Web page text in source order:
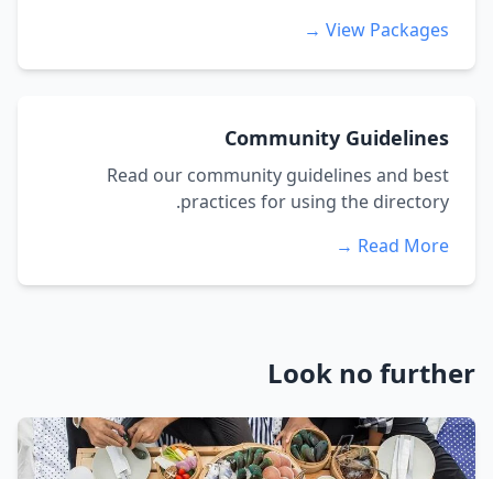
View Packages →
Community Guidelines
Read our community guidelines and best
practices for using the directory.
Read More →
Look no further